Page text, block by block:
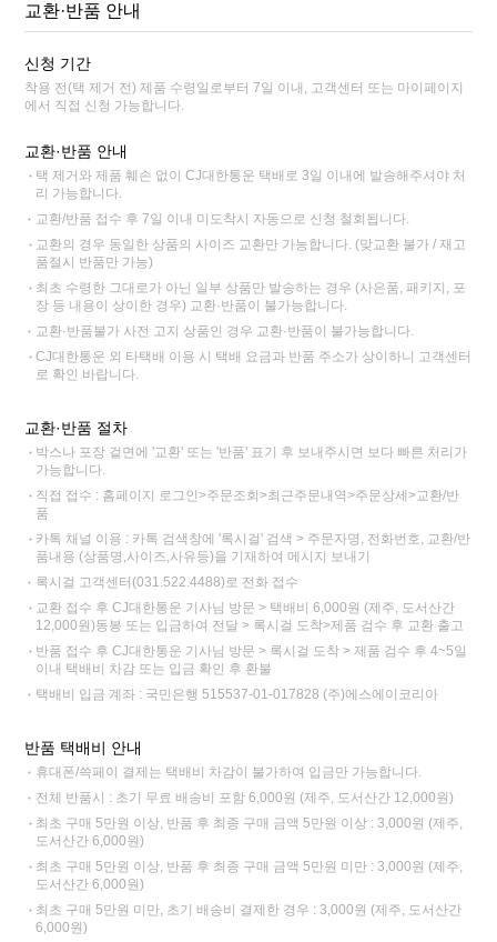
교환·반품 안내
신청 기간
착용 전(택 제거 전) 제품 수령일로부터 7일 이내, 고객센터 또는 마이페이지
에서 직접 신청 가능합니다.
교환·반품 안내
택 제거와 제품 훼손 없이 CJ대한통운 택배로 3일 이내에 발송해주셔야 처
리 가능합니다.
교환/반품 접수 후 7일 이내 미도착시 자동으로 신청 철회됩니다.
교환의 경우 동일한 상품의 사이즈 교환만 가능합니다. (맞교환 불가 / 재고
품절시 반품만 가능)
최초 수령한 그대로가 아닌 일부 상품만 발송하는 경우 (사은품, 패키지, 포
장 등 내용이 상이한 경우) 교환·반품이 불가능합니다.
교환·반품불가 사전 고지 상품인 경우 교환·반품이 불가능합니다.
CJ대한통운 외 타택배 이용 시 택배 요금과 반품 주소가 상이하니 고객센터
로 확인 바랍니다.
교환·반품 절차
박스나 포장 겉면에 '교환' 또는 '반품' 표기 후 보내주시면 보다 빠른 처리가
가능합니다.
직접 접수 : 홈페이지 로그인>주문조회>최근주문내역>주문상세>교환/반
품
카톡 채널 이용 : 카톡 검색창에 '록시걸' 검색 > 주문자명, 전화번호, 교환/반
품내용 (상품명,사이즈,사유등)을 기재하여 메시지 보내기
록시걸 고객센터(031.522.4488)로 전화 접수
교환 접수 후 CJ대한통운 기사님 방문 > 택배비 6,000원 (제주, 도서산간
12,000원)동봉 또는 입금하여 전달 > 록시걸 도착>제품 검수 후 교환 출고
반품 접수 후 CJ대한통운 기사님 방문 > 록시걸 도착 > 제품 검수 후 4~5일
이내 택배비 차감 또는 입금 확인 후 환불
택배비 입금 계좌 : 국민은행 515537-01-017828 (주)에스에이코리아
반품 택배비 안내
휴대폰/쓱페이 결제는 택배비 차감이 불가하여 입금만 가능합니다.
전체 반품시 : 초기 무료 배송비 포함 6,000원 (제주, 도서산간 12,000원)
최초 구매 5만원 이상, 반품 후 최종 구매 금액 5만원 이상 : 3,000원 (제주,
도서산간 6,000원)
최초 구매 5만원 이상, 반품 후 최종 구매 금액 5만원 미만 : 3,000원 (제주,
도서산간 6,000원)
최초 구매 5만원 미만, 초기 배송비 결제한 경우 : 3,000원 (제주, 도서산간
6,000원)